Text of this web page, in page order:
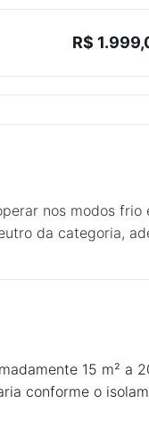
R$
nos modos frio
da categoria,
15 m² a
conforme o